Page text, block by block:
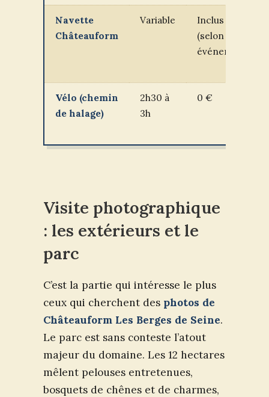
Navette
Châteauform
Variable
Inclus
(selon
événement)
Vélo (chemin
de halage)
2h30 à
3h
0 €
Visite photographique
: les extérieurs et le
parc
C’est la partie qui intéresse le plus
ceux qui cherchent des photos de
Châteauform Les Berges de Seine.
Le parc est sans conteste l’atout
majeur du domaine. Les 12 hectares
mêlent pelouses entretenues,
bosquets de chênes et de charmes,